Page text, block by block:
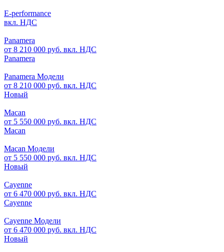
E-performance
вкл. НДС
Panamera
от 8 210 000 руб. вкл. НДС
Panamera
Panamera Модели
от 8 210 000 руб. вкл. НДС
Новый
Macan
от 5 550 000 руб. вкл. НДС
Macan
Macan Модели
от 5 550 000 руб. вкл. НДС
Новый
Cayenne
от 6 470 000 руб. вкл. НДС
Cayenne
Cayenne Модели
от 6 470 000 руб. вкл. НДС
Новый